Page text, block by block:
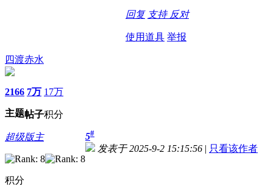
回复 支持 反对
使用道具 举报
四渡赤水
2166
主题
7万
帖子
17万
积分
超级版主
积分
5#
发表于 2025-9-2 15:15:56 | 只看该作者